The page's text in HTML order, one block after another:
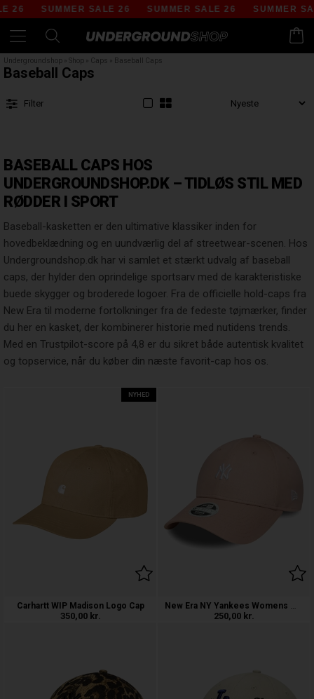
SALE 26 SUMMER SALE 26 SUMMER SALE 26
Undergroundshop Shop Caps Baseball Caps
Baseball Caps
Filter
BASEBALL CAPS HOS
UNDERGROUNDSHOP.DK – TIDLØS STIL MED
RØDDER I SPORT
Baseball-kasketten er den ultimative klassiker inden for
hovedbeklædning og en uundværlig del af streetwear-scenen. Hos
Undergroundshop.dk har vi samlet et stærkt udvalg af baseball
caps, der hylder den oprindelige sportsarv med de karakteristiske
buede skygger og broderede logoer. Fra de officielle hold-caps fra
New Era til moderne fortolkninger fra de fedeste tøjmærker, finder
du her en kasket, der kombinerer historie med nutidens trends.
Med en Trustpilot-score på 4,8 er du sikret både autentisk kvalitet
og topservice, når du køber din næste favorit-cap hos os.
NYHED
Carhartt WIP Madison Logo Cap
350,00 kr.
New Era NY Yankees Womens MLB Mini Log
250,00 kr.